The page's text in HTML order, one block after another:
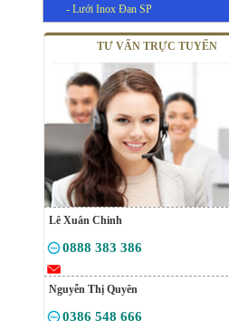
- Lưới Inox Đan SP
TƯ VẤN TRỰC TUYẾN
Lê Xuân Chinh
0888 383 386
Nguyễn Thị Quyên
0386 548 666